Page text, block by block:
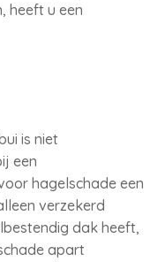
heeft u een
is niet
een
hagelschade een
verzekerd
dak heeft,
apart